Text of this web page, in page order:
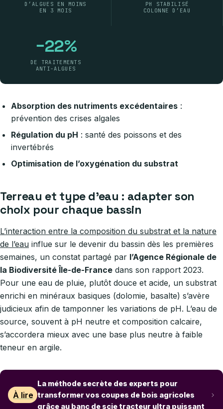
D’ALGUES EN MOINS
EN 3 MOIS
PH STABILISÉ
COLONNE D’EAU
−22 %
DE TRAITEMENTS
ANTI-ALGUES
Absorption des nutriments excédentaires :
prévention des crises algales
Régulation du pH : santé des poissons et des
invertébrés
Optimisation de l’oxygénation du substrat
Terreau et type d’eau : adapter son
choix pour chaque bassin
L’interaction entre la composition du substrat et la nature
de l’eau influe sur le devenir du bassin dès les premières
semaines, un constat partagé par l’Agence Régionale de
la Biodiversité Île-de-France dans son rapport 2023.
Pour une eau de pluie, plutôt douce et acide, un substrat
enrichi en minéraux basiques (dolomie, basalte) s’avère
judicieux afin de tamponner les variations de pH. L’eau de
source, souvent à pH neutre et composition calcaire,
s’accordera mieux avec une base plus neutre à faible
teneur en argile.
À lire
La méthode secrète des experts pour
transformer vos coupes de bois agricoles
grâce au banc de scie tracteur ultra puissant